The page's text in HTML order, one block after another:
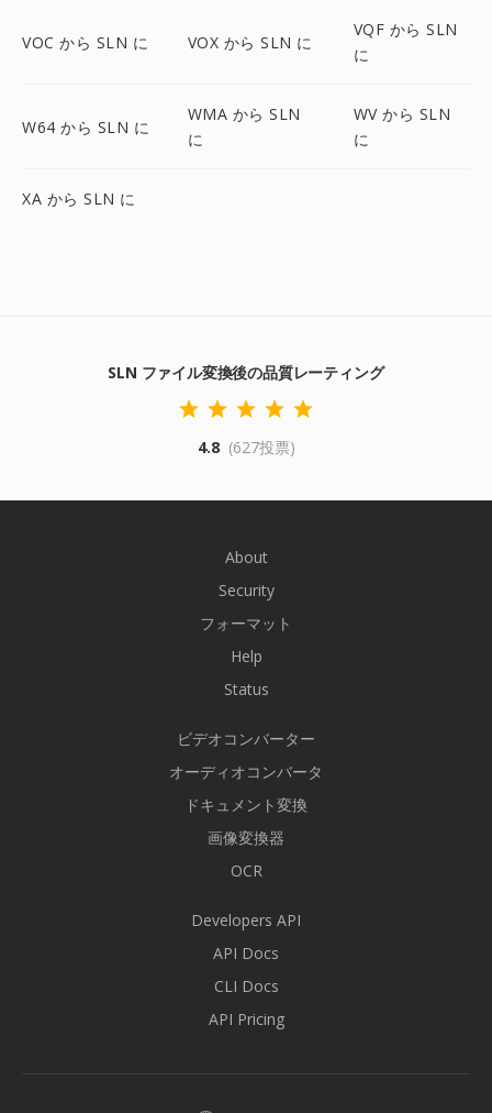
VOC から SLN に VOX から SLN に
VQF から SLN
に
W64 から SLN に
WMA から SLN
に
WV から SLN
に
XA から SLN に
SLN ファイル変換後の品質レーティング
4.8 (627投票)
About
Security
フォーマット
Help
Status
ビデオコンバーター
オーディオコンバータ
ドキュメント変換
画像変換器
OCR
Developers API
API Docs
CLI Docs
API Pricing